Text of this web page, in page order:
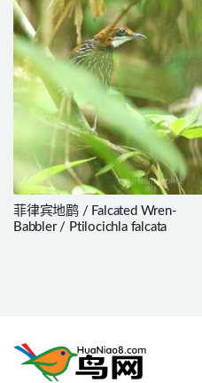
菲律宾地鹛 / Falcated Wren-
Babbler / Ptilocichla falcata